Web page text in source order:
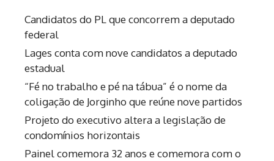
Candidatos do PL que concorrem a deputado
federal
Lages conta com nove candidatos a deputado
estadual
“Fé no trabalho e pé na tábua” é o nome da
coligação de Jorginho que reúne nove partidos
Projeto do executivo altera a legislação de
condomínios horizontais
Painel comemora 32 anos e comemora com o